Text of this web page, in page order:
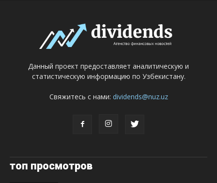
Данный проект предоставляет аналитическую и
статистическую информацию по Узбекистану.
Свяжитесь с нами: dividends@nuz.uz
топ просмотров